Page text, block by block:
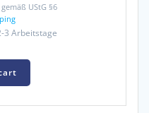
UStG §6
3 Arbeitstage